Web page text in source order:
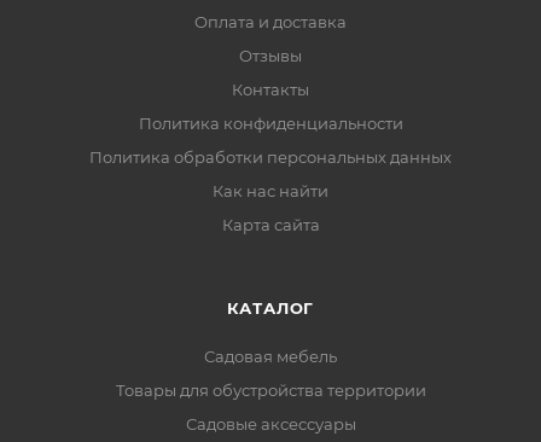
Оплата и доставка
Отзывы
Контакты
Политика конфиденциальности
Политика обработки персональных данных
Как нас найти
Карта сайта
КАТАЛОГ
Садовая мебель
Товары для обустройства территории
Садовые аксессуары